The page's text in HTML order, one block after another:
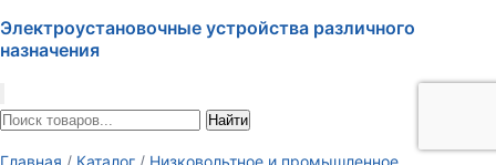
Электроустановочные устройства различного
назначения
Найти
Главная / Каталог / Низковольтное и промышленное